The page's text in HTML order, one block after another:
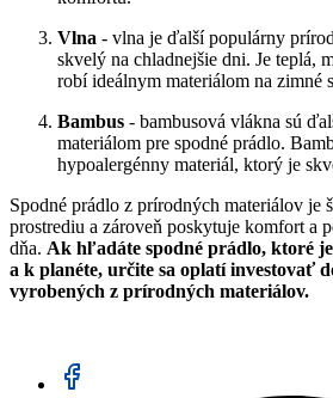
Vlna - vlna je ďalší populárny
skvelý na chladnejšie dni. Je teplá,
robí ideálnym materiálom na zimné
Bambus - bambusová vlákna sú
materiálom pre spodné prádlo.
hypoalergénny materiál, ktorý je
Spodné prádlo z prírodných materiálov je
prostrediu a zároveň poskytuje komfort a
dňa. Ak hľadáte spodné prádlo, ktoré
a k planéte, určite sa oplatí investovať
vyrobených z prírodných materiálov.